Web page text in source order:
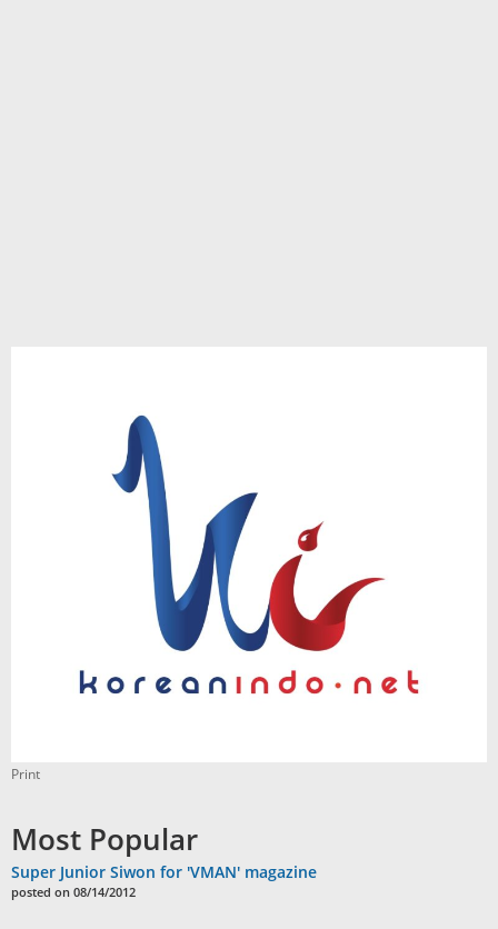
Print
Most Popular
Super Junior Siwon for 'VMAN' magazine
posted on 08/14/2012